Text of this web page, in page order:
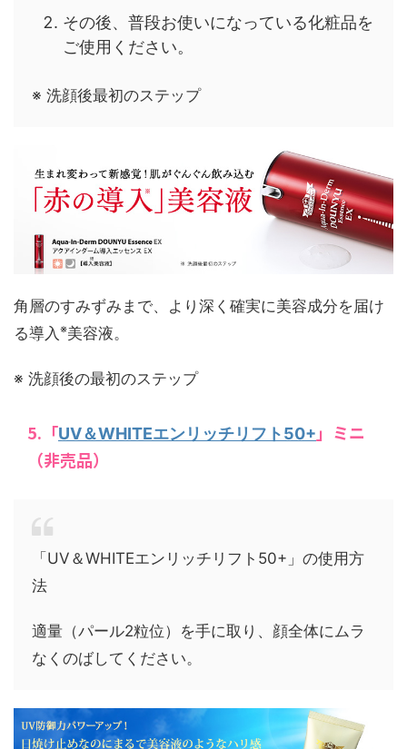
その後、普段お使いになっている化粧品を
ご使用ください。
※ 洗顔後最初のステップ
角層のすみずみまで、より深く確実に美容成分を届け
る導入 ※美容液。
※ 洗顔後の最初のステップ
5.「UV＆WHITEエンリッチリフト50+ 」ミニ
（非売品）
「UV＆WHITEエンリッチリフト50+」の使用方
法
適量（パール2粒位）を手に取り、顔全体にムラ
なくのばしてください。